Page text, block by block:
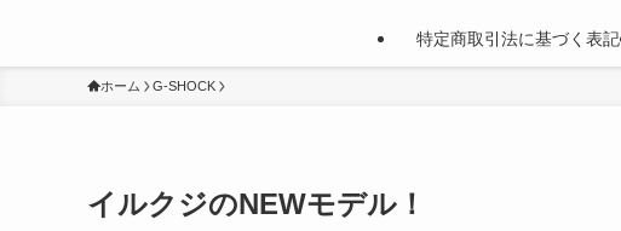
特定商取引法に基づく表記
ホーム G-SHOCK
イルクジのNEWモデル！